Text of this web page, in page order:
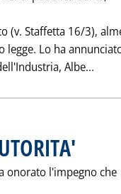
(v. Staffetta 16/3),
legge. Lo ha
Albe...
onorato l'impegno che